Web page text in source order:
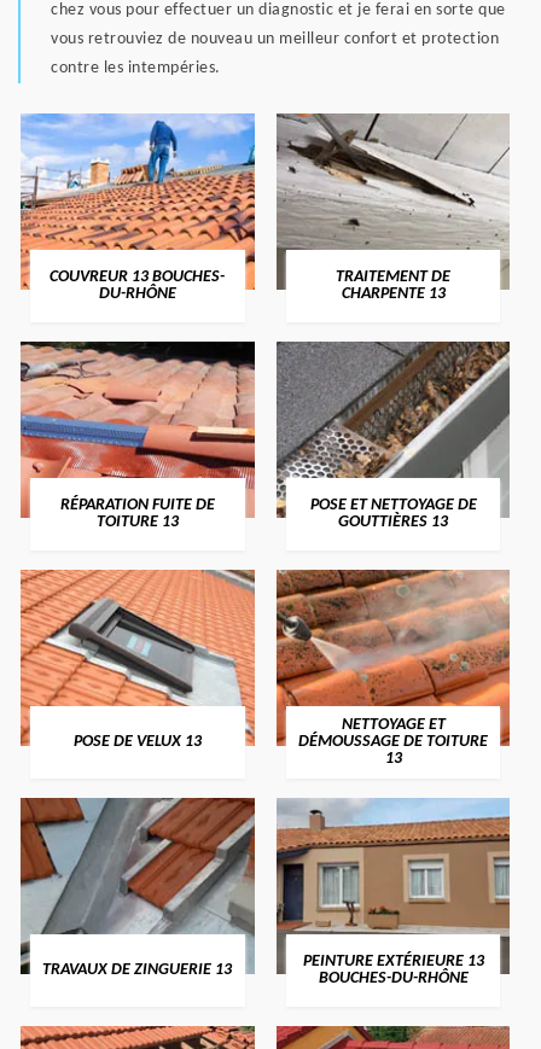
chez vous pour effectuer un diagnostic et je ferai en sorte que
vous retrouviez de nouveau un meilleur confort et protection
contre les intempéries.
COUVREUR 13 BOUCHES-
DU-RHÔNE
TRAITEMENT DE
CHARPENTE 13
RÉPARATION FUITE DE
TOITURE 13
POSE ET NETTOYAGE DE
GOUTTIÈRES 13
POSE DE VELUX 13
NETTOYAGE ET
DÉMOUSSAGE DE TOITURE
13
TRAVAUX DE ZINGUERIE 13
PEINTURE EXTÉRIEURE 13
BOUCHES-DU-RHÔNE